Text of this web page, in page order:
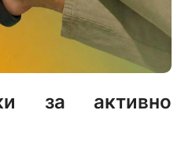
за активно